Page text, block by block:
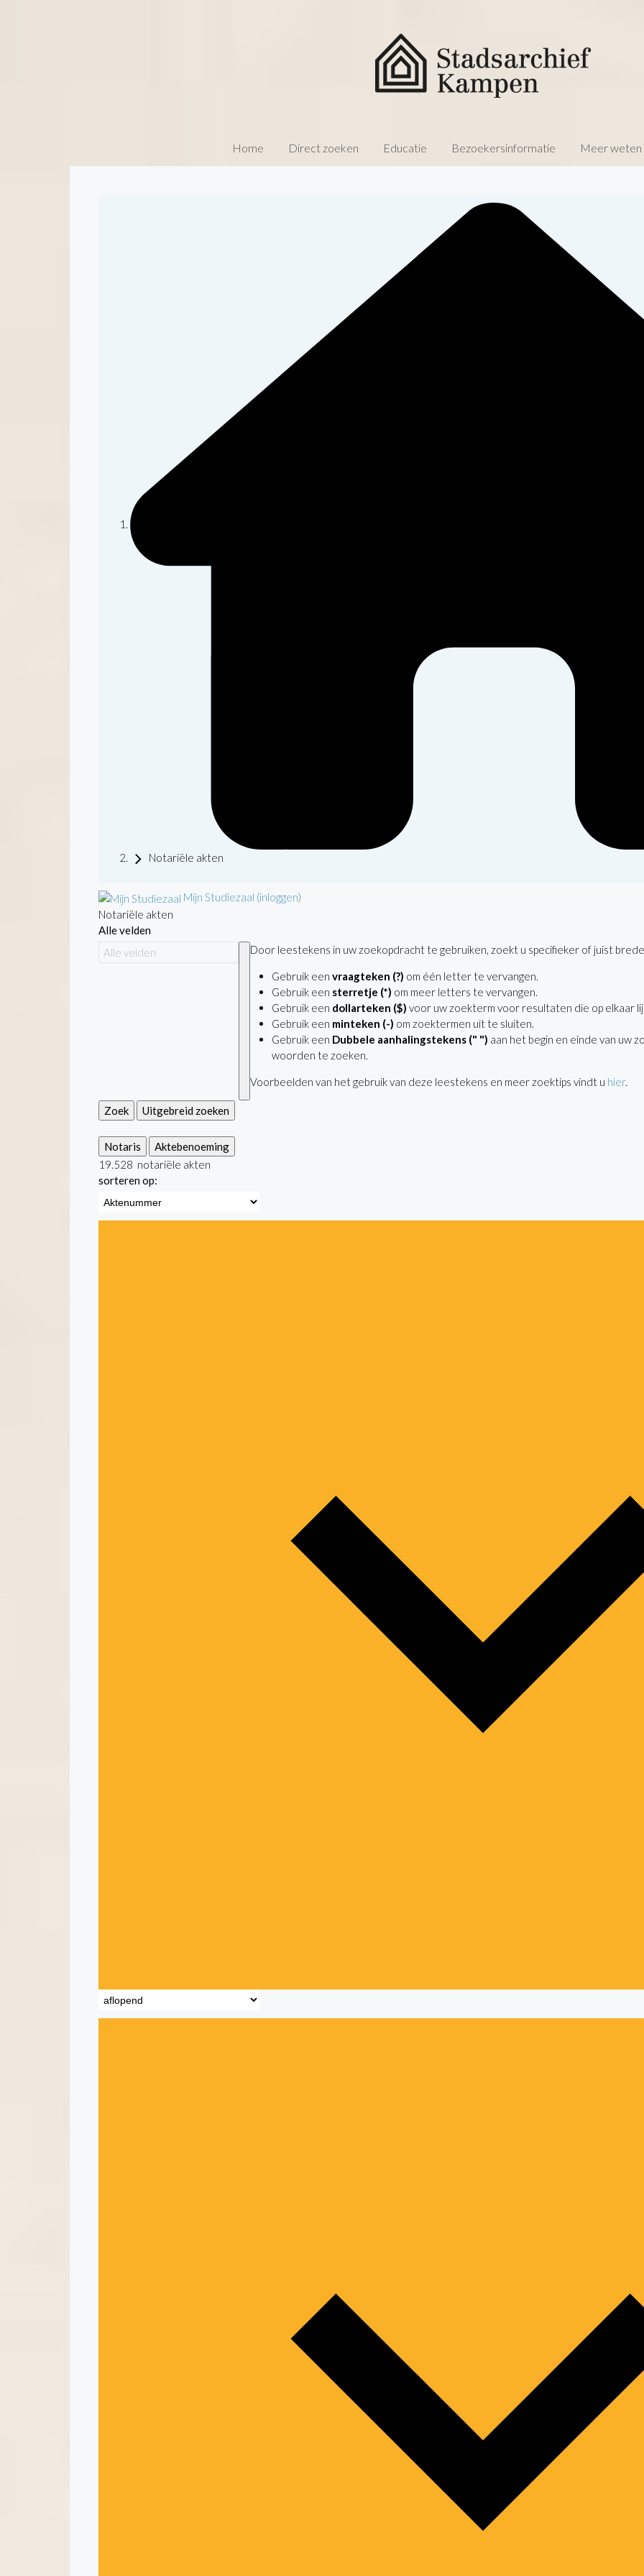
Home Direct zoeken Educatie Bezoekersinformatie Meer weten
Notariële akten
Mijn Studiezaal (inloggen)
Notariële akten
Alle velden
Door leestekens in uw zoekopdracht te gebruiken, zoekt u specifieker of juist
Gebruik een vraagteken (?) om één letter te vervangen.
Gebruik een sterretje (*) om meer letters te vervangen.
Gebruik een dollarteken ($) voor uw zoekterm voor resultaten die op elkaar
Gebruik een minteken (-) om zoektermen uit te sluiten.
Gebruik een Dubbele aanhalingstekens (" ") aan het begin en einde van uw
woorden te zoeken.
Voorbeelden van het gebruik van deze leestekens en meer zoektips vindt u hier.
Zoek Uitgebreid zoeken
Notaris
Aktebenoeming
19.528 notariële akten
sorteren op: